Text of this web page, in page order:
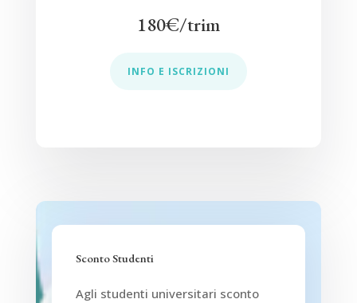
180€/trim
INFO E ISCRIZIONI
Sconto Studenti
Agli studenti universitari sconto